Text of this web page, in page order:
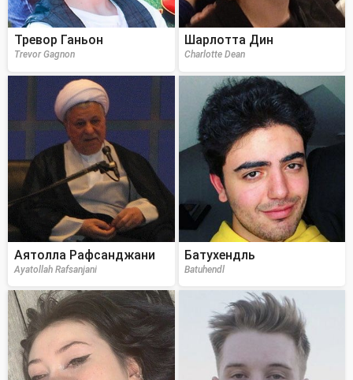
Тревор Ганьон
Trevor Gagnon
Шарлотта Дин
Charlotte Dean
Аятолла Рафсанджани
Ayatollah Rafsanjani
Батухендль
Batuhendl